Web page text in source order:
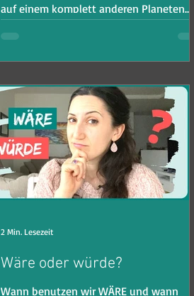
auf einem komplett anderen Planeten
Wäre oder würde?
Wann benutzen wir WÄRE und wann
2 Min. Lesezeit